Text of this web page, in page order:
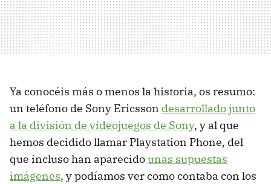
Ya conocéis más o menos la historia, os resumo:
un teléfono de Sony Ericsson desarrollado junto
a la división de videojuegos de Sony, y al que
hemos decidido llamar Playstation Phone, del
que incluso han aparecidounas supuestas
imágenes, y podíamos ver como contaba con los